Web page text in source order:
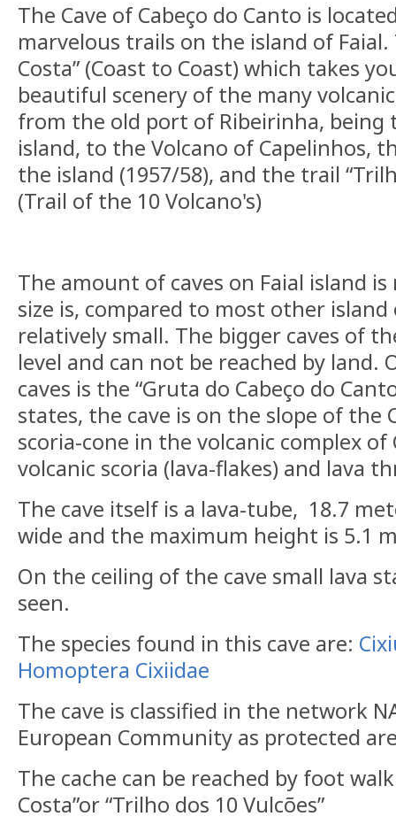
The Cave of Cabeço do Canto is
marvelous trails on the island of Faial.
Costa” (Coast to Coast) which takes
beautiful scenery of the many
from the old port of Ribeirinha,
island, to the Volcano of Capelinhos,
the island (1957/58), and the trail
(Trail of the 10 Volcano's)
The amount of caves on Faial island
size is, compared to most other
relatively small. The bigger caves of
level and can not be reached by land.
caves is the “Gruta do Cabeço do
states, the cave is on the slope of the
scoria-cone in the volcanic complex of
volcanic scoria (lava-flakes) and lava
The cave itself is a lava-tube, 18.7
wide and the maximum height is 5.1
On the ceiling of the cave small lava
seen.
The species found in this cave are:
Homoptera Cixiidae
The cave is classified in the network
European Community as protected
The cache can be reached by foot
Costa”or “Trilho dos 10 Vulcões”